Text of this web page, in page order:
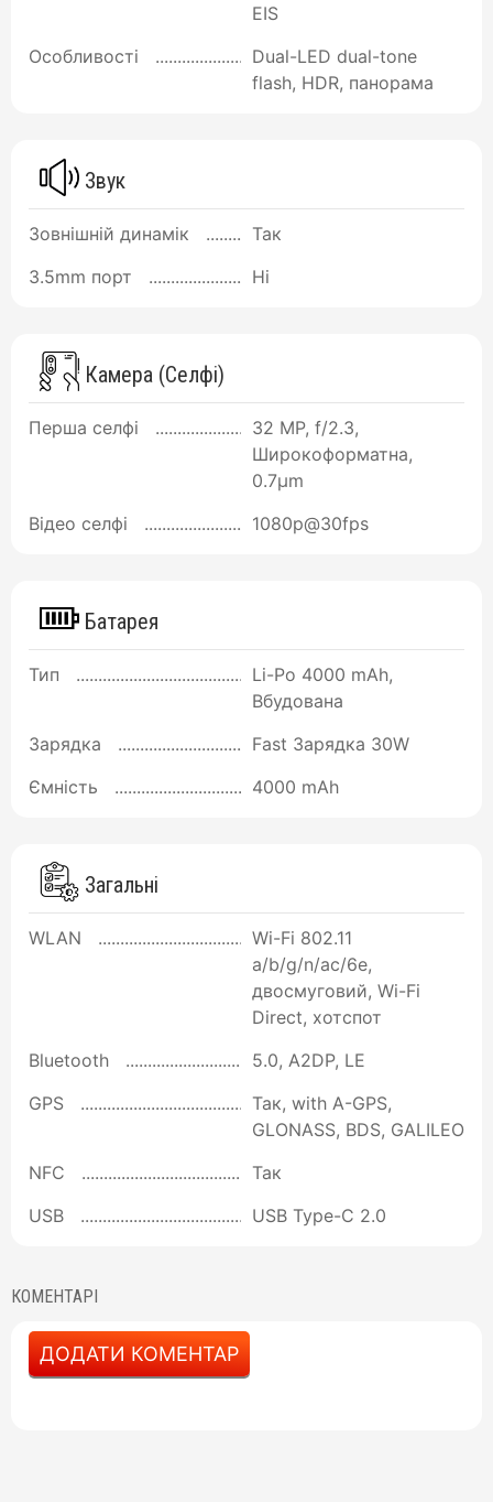
EIS
Особливості
Dual-LED dual-tone
flash, HDR, панорама
Звук
Зовнішній динамік
Так
3.5mm порт
Ні
Камера (Селфі)
Перша селфі
32 MP, f/2.3,
Широкоформатна,
0.7µm
Відео селфі
1080p@30fps
Батарея
Тип
Li-Po 4000 mAh,
Вбудована
Зарядка
Fast Зарядка 30W
Ємність
4000 mAh
Загальні
WLAN
Wi-Fi 802.11
a/b/g/n/ac/6e,
двосмуговий, Wi-Fi
Direct, хотспот
Bluetooth
5.0, A2DP, LE
GPS
Так, with A-GPS,
GLONASS, BDS, GALILEO
NFC
Так
USB
USB Type-C 2.0
КОМЕНТАРІ
ДОДАТИ КОМЕНТАР